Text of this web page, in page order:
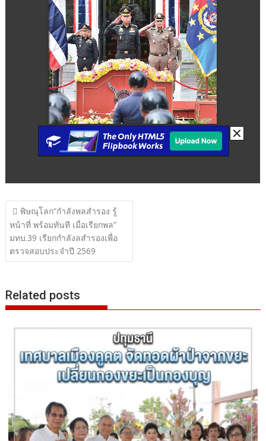
แนะแนว
เรื่อง
พิษณุโลก“กำลังพลสำรอง รู้
หน้าที่ พร้อมทันที เมื่อเรียกพล”
มทบ.39 เรียกกำลังลสำรองเพื่อ
ตรวจสอบประจำปี 2569
Related posts